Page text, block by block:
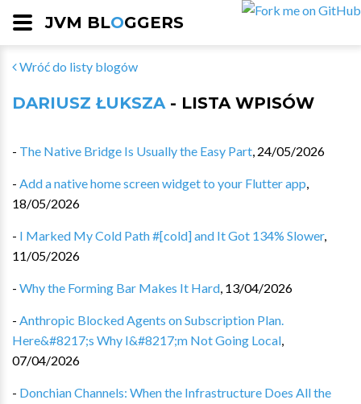
JVM BLOGGERS
Wróć do listy blogów
DARIUSZ ŁUKSZA- LISTA WPISÓW
- The Native Bridge Is Usually the Easy Part, 24/05/2026
- Add a native home screen widget to your Flutter app,
18/05/2026
- I Marked My Cold Path #[cold] and It Got 134% Slower,
11/05/2026
- Why the Forming Bar Makes It Hard, 13/04/2026
- Anthropic Blocked Agents on Subscription Plan.
Here&#8217;s Why I&#8217;m Not Going Local,
07/04/2026
- Donchian Channels: When the Infrastructure Does All the